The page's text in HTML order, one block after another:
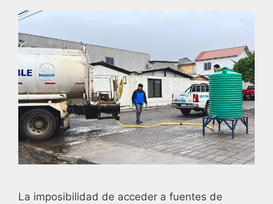
La imposibilidad de acceder a fuentes de